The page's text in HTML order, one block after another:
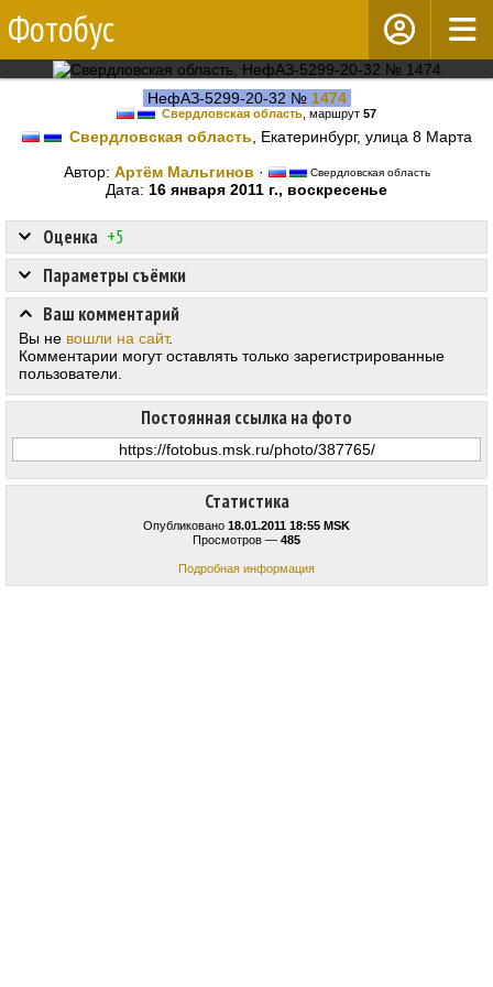
Фотобус
НефАЗ-5299-20-32 № 1474
Свердловская область , маршрут 57
Свердловская область , Екатеринбург, улица 8 Марта
Автор: Артём Мальгинов · Свердловская область
Дата: 16 января 2011 г., воскресенье
Статистика
Опубликовано 18.01.2011 18:55 MSK
Просмотров — 485
Подробная информация
Оценка +5
Постоянная ссылка на фото
Параметры съёмки
Ваш комментарий
Вы не вошли на сайт.
Комментарии могут оставлять только зарегистрированные
пользователи.